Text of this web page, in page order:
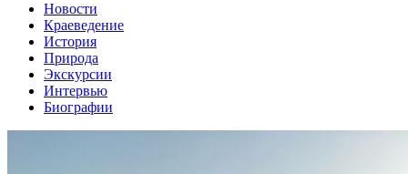
Новости
Краеведение
История
Природа
Экскурсии
Интервью
Биографии